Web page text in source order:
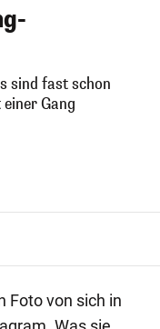
sind fast schon
Gang
Foto von sich in